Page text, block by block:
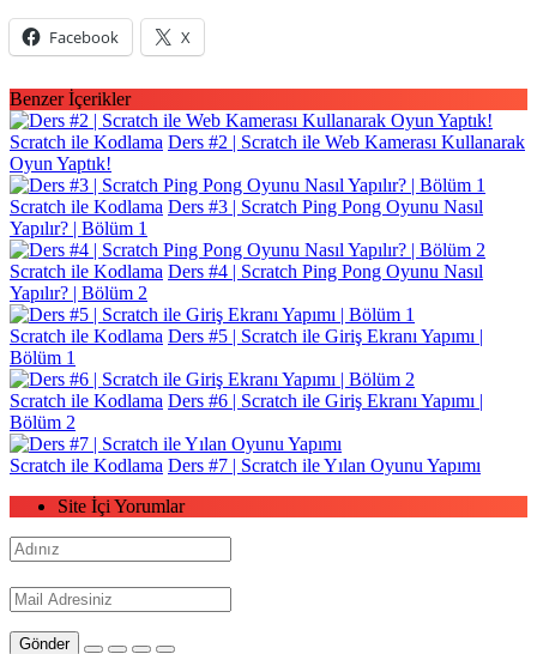
Facebook X
Benzer İçerikler
Scratch ile Kodlama Ders #2 | Scratch ile Web Kamerası Kullanarak
Oyun Yaptık!
Scratch ile Kodlama Ders #3 | Scratch Ping Pong Oyunu Nasıl
Yapılır? | Bölüm 1
Scratch ile Kodlama Ders #4 | Scratch Ping Pong Oyunu Nasıl
Yapılır? | Bölüm 2
Scratch ile Kodlama Ders #5 | Scratch ile Giriş Ekranı Yapımı |
Bölüm 1
Scratch ile Kodlama Ders #6 | Scratch ile Giriş Ekranı Yapımı |
Bölüm 2
Scratch ile Kodlama Ders #7 | Scratch ile Yılan Oyunu Yapımı
Site İçi Yorumlar
Gönder